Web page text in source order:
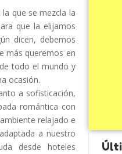
que se mezcla la
que la elijamos
dicen, debemos
más queremos en
todo el mundo y
ocasión.
a sofisticación,
romántica con
relajado e
a nuestro
desde hoteles